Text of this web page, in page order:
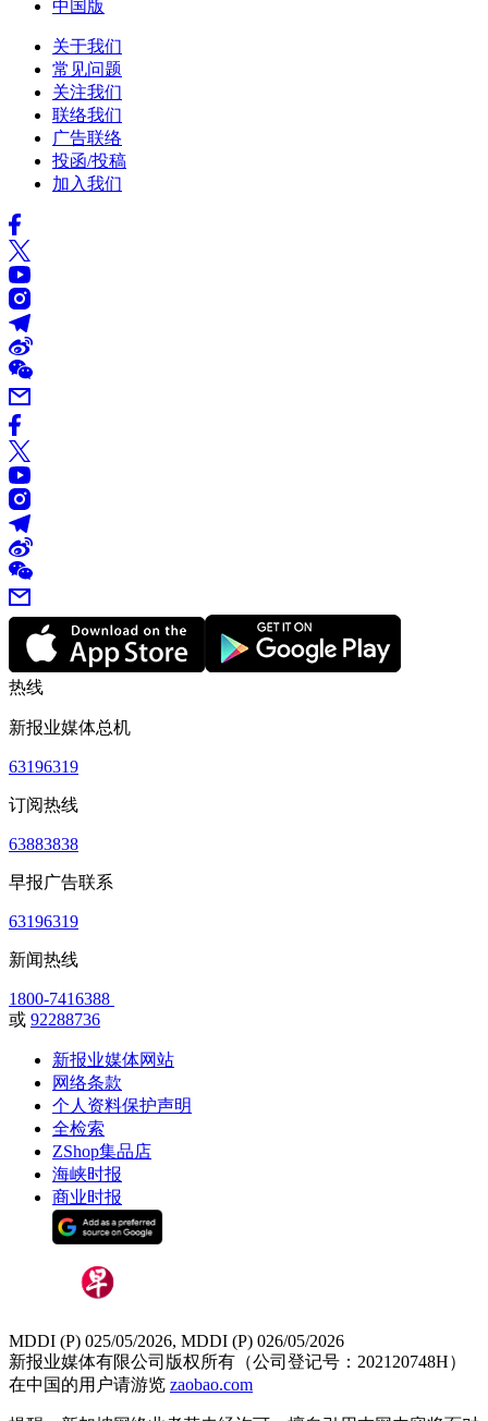
中国版
关于我们
常见问题
关注我们
联络我们
广告联络
投函/投稿
加入我们
热线
新报业媒体总机
63196319
订阅热线
63883838
早报广告联系
63196319
新闻热线
1800-7416388
或 92288736
新报业媒体网站
网络条款
个人资料保护声明
全检索
ZShop集品店
海峡时报
商业时报
MDDI (P) 025/05/2026, MDDI (P) 026/05/2026
新报业媒体有限公司版权所有（公司登记号：202120748H）
在中国的用户请游览 zaobao.com